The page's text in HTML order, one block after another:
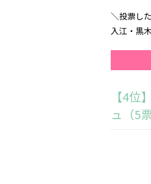
＼投票し
入江・黒
【4
ュ（5票